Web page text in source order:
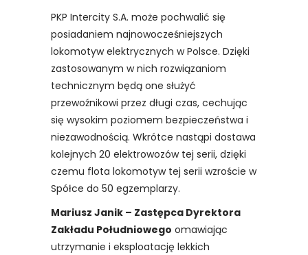
PKP Intercity S.A. może pochwalić się
posiadaniem najnowocześniejszych
lokomotyw elektrycznych w Polsce. Dzięki
zastosowanym w nich rozwiązaniom
technicznym będą one służyć
przewoźnikowi przez długi czas, cechując
się wysokim poziomem bezpieczeństwa i
niezawodnością. Wkrótce nastąpi dostawa
kolejnych 20 elektrowozów tej serii, dzięki
czemu flota lokomotyw tej serii wzroście w
Spółce do 50 egzemplarzy.
Mariusz Janik – Zastępca Dyrektora
Zakładu Południowego omawiając
utrzymanie i eksploatację lekkich